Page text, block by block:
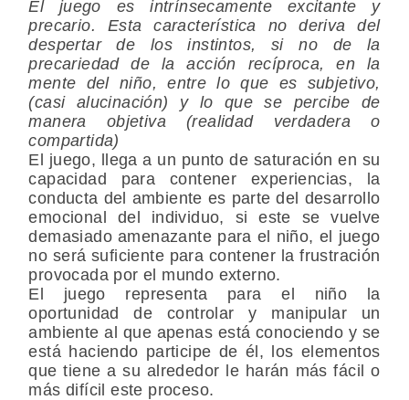
El juego es intrínsecamente excitante y
precario. Esta característica no deriva del
despertar de los instintos, si no de la
precariedad de la acción recíproca, en la
mente del niño, entre lo que es subjetivo,
(casi alucinación) y lo que se percibe de
manera objetiva (realidad verdadera o
compartida)
El juego, llega a un punto de saturación en su
capacidad para contener experiencias, la
conducta del ambiente es parte del desarrollo
emocional del individuo, si este se vuelve
demasiado amenazante para el niño, el juego
no será suficiente para contener la frustración
provocada por el mundo externo.
El juego representa para el niño la
oportunidad de controlar y manipular un
ambiente al que apenas está conociendo y se
está haciendo participe de él, los elementos
que tiene a su alrededor le harán más fácil o
más difícil este proceso.